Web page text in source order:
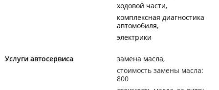
Чистка дроссельной заслонки;
Чистка инжекторов и топливной системы;
Обслуживание ступичных подшипников,
Слесарный авторемонт полного цикла:
Комплексная диагностика (в т.ч. инструментальная и
ходовой части
комплексная диагностика
автомобиля
электрики
Услуги автосервиса
замена масла
стоимость замены масла:
800